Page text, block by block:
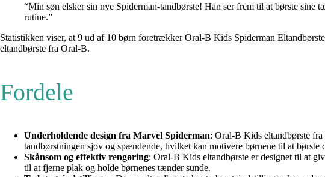
“Min søn elsker sin nye Spiderman-tandbørste! Han ser frem til at børste
rutine.”
Statistikken viser, at 9 ud af 10 børn foretrækker Oral-B Kids Spiderman
eltandbørste fra Oral-B.
Fordele
Underholdende design fra Marvel Spiderman: Oral-B Kids eltandbørste
tandbørstningen sjov og spændende, hvilket kan motivere børnene til at børste
Skånsom og effektiv rengøring: Oral-B Kids eltandbørste er designet til at
til at fjerne plak og holde børnenes tænder sunde.